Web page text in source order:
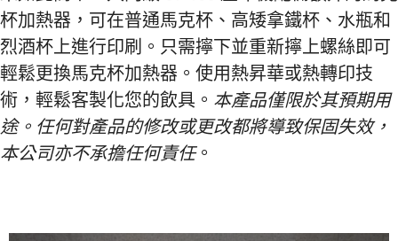
杯加熱器，可在普通馬克杯、高矮拿鐵杯、水瓶和
烈酒杯上進行印刷。只需擰下並重新擰上螺絲即可
輕鬆更換馬克杯加熱器。使用熱昇華或熱轉印技
術，輕鬆客製化您的飲具。 本產品僅限於其預期用
途。任何對產品的修改或更改都將導致保固失效，
本公司亦不承擔任何責任。